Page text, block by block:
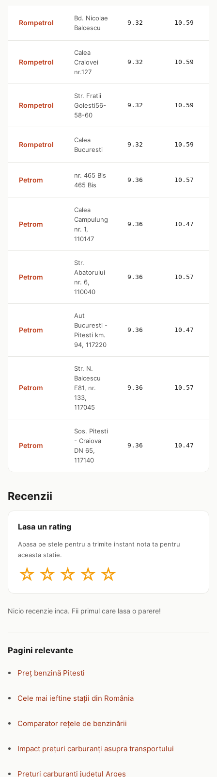
Rompetrol
Bd. Nicolae
Balcescu
9.32 10.59
Rompetrol
Calea
Craiovei
nr.127
9.32 10.59
Rompetrol
Str. Fratii
Golesti56-
58-60
9.32 10.59
Rompetrol
Calea
Bucuresti
9.32 10.59
Petrom
nr. 465 Bis
465 Bis
9.36 10.57
Petrom
Calea
Campulung
nr. 1,
110147
9.36 10.47
Petrom
Str.
Abatorului
nr. 6,
110040
9.36 10.57
Petrom
Aut
Bucuresti -
Pitesti km.
94, 117220
9.36 10.47
Petrom
Str. N.
Balcescu
E81, nr.
133,
117045
9.36 10.57
Petrom
Sos. Pitesti
- Craiova
DN 65,
117140
9.36 10.47
Recenzii
Lasa un rating
Apasa pe stele pentru a trimite instant nota ta pentru
aceasta statie.
☆ ☆ ☆ ☆ ☆
Nicio recenzie inca. Fii primul care lasa o parere!
Pagini relevante
Preț benzină Pitesti
Cele mai ieftine stații din România
Comparator rețele de benzinării
Impact prețuri carburanți asupra transportului
Prețuri carburanți județul Arges